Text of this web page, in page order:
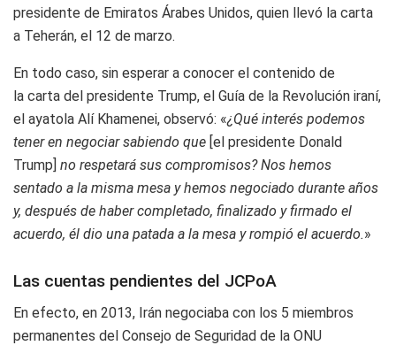
presidente de Emiratos Árabes Unidos, quien llevó la carta
a Teherán, el 12 de marzo.
En todo caso, sin esperar a conocer el contenido de
la carta del presidente Trump, el Guía de la Revolución iraní,
el ayatola Alí Khamenei, observó: «¿Qué interés podemos
tener en negociar sabiendo que [el presidente Donald
Trump] no respetará sus compromisos? Nos hemos
sentado a la misma mesa y hemos negociado durante años
y, después de haber completado, finalizado y firmado el
acuerdo, él dio una patada a la mesa y rompió el acuerdo.»
Las cuentas pendientes del JCPoA
En efecto, en 2013, Irán negociaba con los 5 miembros
permanentes del Consejo de Seguridad de la ONU